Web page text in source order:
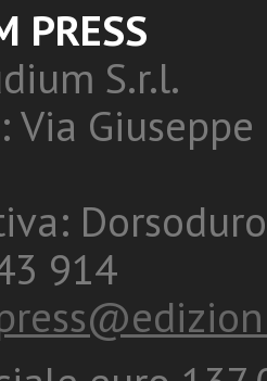
PRESS
S.r.l.
Via
914